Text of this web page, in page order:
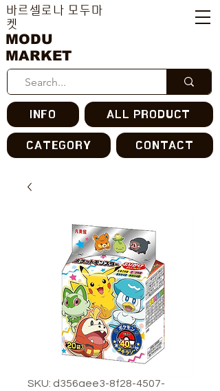
MODU
MARKET
바르셀로나 모두마
켓
INFO ALL PRODUCT
CATEGORY CONTACT
SKU: d356aee3-8f28-4507-